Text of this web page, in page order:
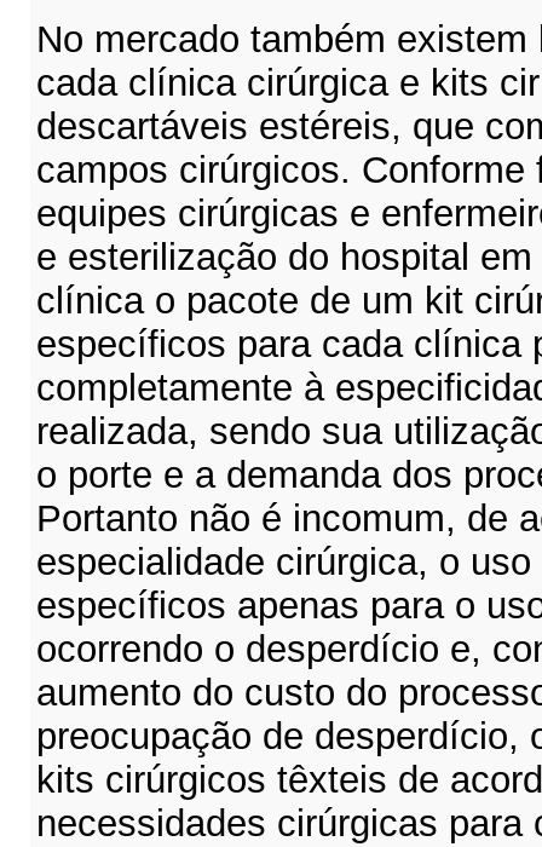
No mercado também
cada clínica cirúrgica e kits
descartáveis estéreis, que
campos cirúrgicos. Conforme
equipes cirúrgicas e
e esterilização do hospital
clínica o pacote de um kit
específicos para cada clínica
completamente à
realizada, sendo sua
o porte e a demanda dos
Portanto não é incomum, de
especialidade cirúrgica, o
específicos apenas para o
ocorrendo o desperdício e,
aumento do custo do
preocupação de desperdício,
kits cirúrgicos têxteis de
necessidades cirúrgicas para